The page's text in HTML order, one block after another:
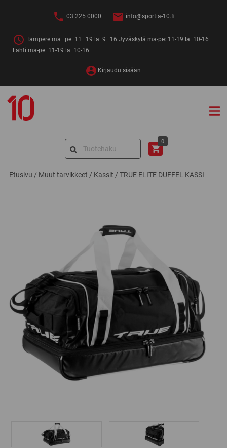
03 225 0000 info@sportia-10.fi
Tampere ma–pe: 11–19 la: 9–16 Jyväskylä ma-pe: 11-19 la: 10-16
Lahti ma-pe: 11-19 la: 10-16
Kirjaudu sisään
10
Search
0
Etusivu / Muut tarvikkeet / Kassit / TRUE ELITE DUFFEL KASSI